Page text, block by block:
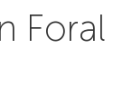
Foral